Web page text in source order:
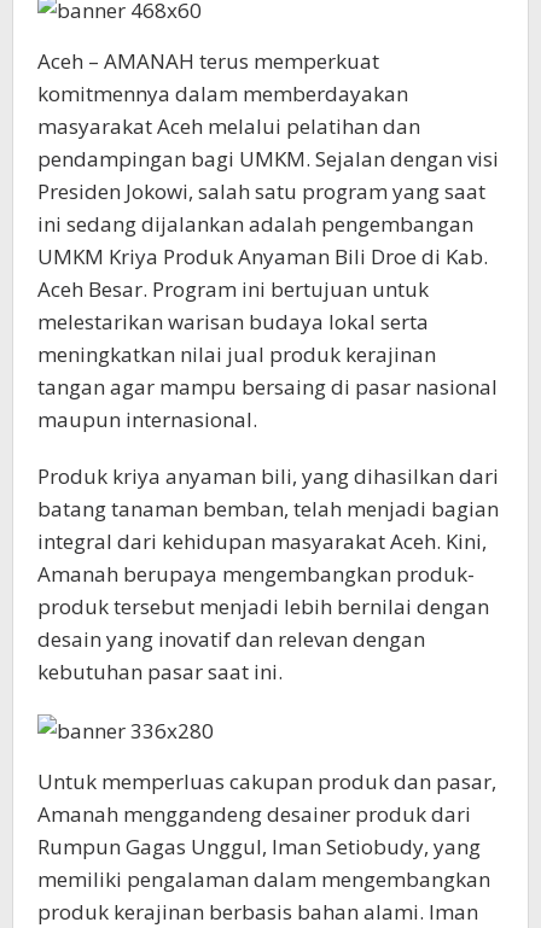
Aceh – AMANAH terus memperkuat
komitmennya dalam memberdayakan
masyarakat Aceh melalui pelatihan dan
pendampingan bagi UMKM. Sejalan dengan visi
Presiden Jokowi, salah satu program yang saat
ini sedang dijalankan adalah pengembangan
UMKM Kriya Produk Anyaman Bili Droe di Kab.
Aceh Besar. Program ini bertujuan untuk
melestarikan warisan budaya lokal serta
meningkatkan nilai jual produk kerajinan
tangan agar mampu bersaing di pasar nasional
maupun internasional.
Produk kriya anyaman bili, yang dihasilkan dari
batang tanaman bemban, telah menjadi bagian
integral dari kehidupan masyarakat Aceh. Kini,
Amanah berupaya mengembangkan produk-
produk tersebut menjadi lebih bernilai dengan
desain yang inovatif dan relevan dengan
kebutuhan pasar saat ini.
Untuk memperluas cakupan produk dan pasar,
Amanah menggandeng desainer produk dari
Rumpun Gagas Unggul, Iman Setiobudy, yang
memiliki pengalaman dalam mengembangkan
produk kerajinan berbasis bahan alami. Iman